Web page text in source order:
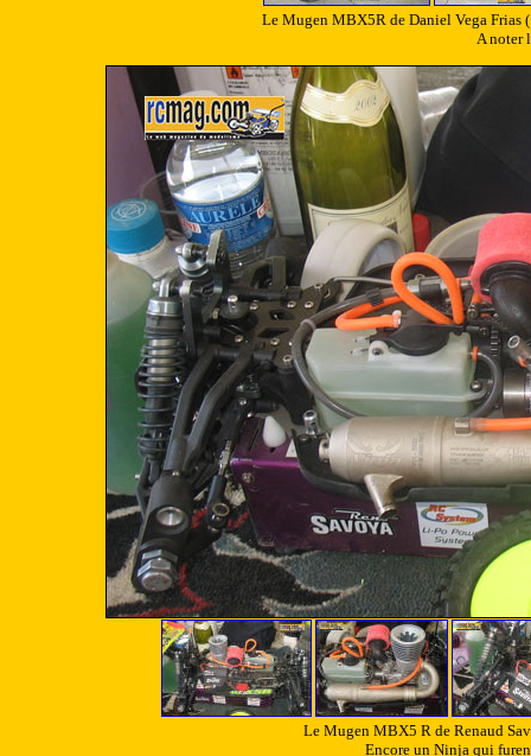
Le Mugen MBX5R de Daniel Vega Frias
A noter
Le Mugen MBX5 R de Renaud
Encore un Ninja qui